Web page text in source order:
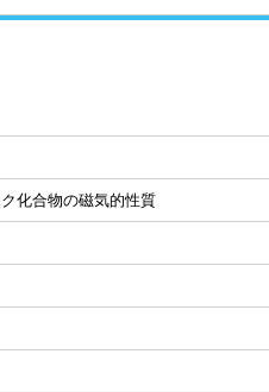
化合物の磁気的性質